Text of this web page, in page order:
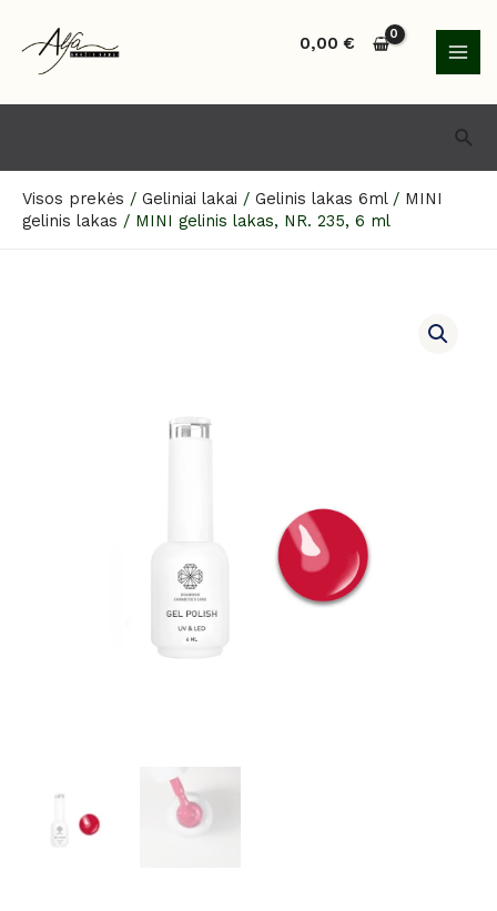
turinio
0,00€
Visos prekės / Geliniai lakai / Gelinis lakas 6ml/ MINI
gelinis lakas / MINI gelinis lakas, NR. 235, 6 ml